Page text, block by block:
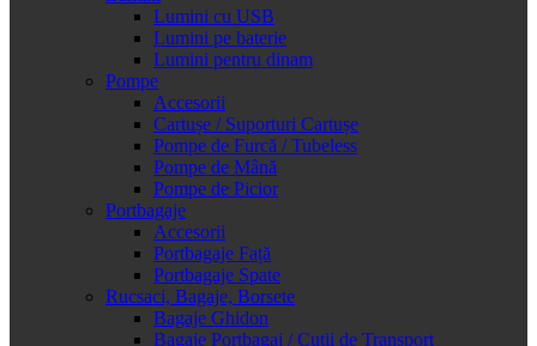
Lumini cu USB
Lumini pe baterie
Lumini pentru dinam
Pompe
Accesorii
Cartușe / Suporturi Cartușe
Pompe de Furcă / Tubeless
Pompe de Mână
Pompe de Picior
Portbagaje
Accesorii
Portbagaje Față
Portbagaje Spate
Rucsaci, Bagaje, Borsete
Bagaje Ghidon
Bagaje Portbagaj / Cutii de Transport